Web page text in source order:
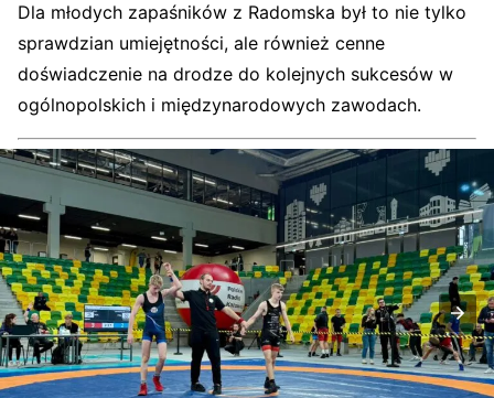
Dla młodych zapaśników z Radomska był to nie tylko
sprawdzian umiejętności, ale również cenne
doświadczenie na drodze do kolejnych sukcesów w
ogólnopolskich i międzynarodowych zawodach.